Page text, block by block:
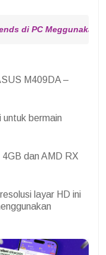
di PC Meggunakan
M409DA –
untuk bermain
4GB dan AMD RX
layar HD ini